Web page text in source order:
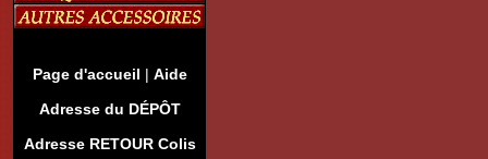
Page d'accueil | Aide
Adresse du DÉPÔT
Adresse RETOUR Colis